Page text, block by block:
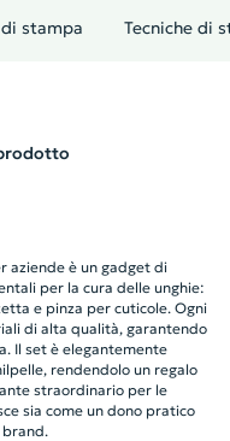
stampa Tecniche di
aziende è un gadget di
per la cura delle unghie:
e pinza per cuticole. Ogni
di alta qualità, garantendo
Il set è elegantemente
rendendolo un regalo
straordinario per le
sia come un dono pratico